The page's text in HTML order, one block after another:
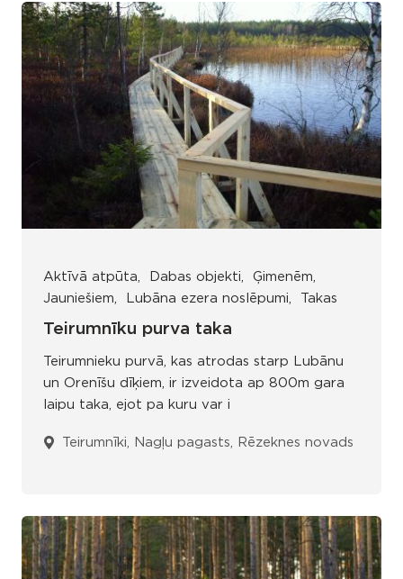
Aktīvā atpūta Dabas objekti
Ģimenēm
Jauniešiem
Lubāna ezera noslēpumi Takas
Teirumnīku purva taka
Teirumnieku purvā, kas atrodas starp Lubānu
un Orenīšu dīķiem, ir izveidota ap 800m gara
laipu taka, ejot pa kuru var i
Teirumnīki, Nagļu pagasts, Rēzeknes novads